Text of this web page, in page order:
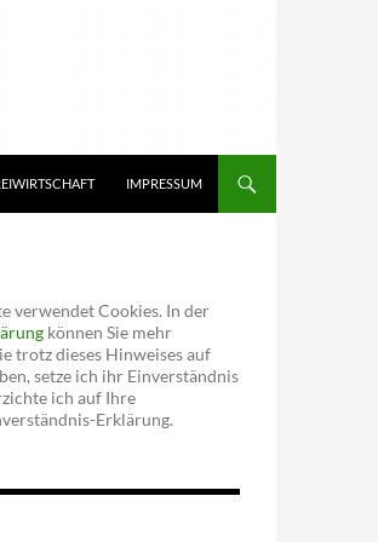
IMPRESSUM
verwendet Cookies. In der
können Sie mehr
trotz dieses Hinweises auf
setze ich ihr Einverständnis
ich auf Ihre
Erklärung.